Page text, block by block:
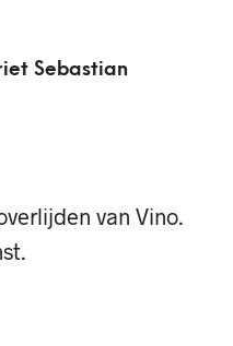
Sebastian
van Vino.